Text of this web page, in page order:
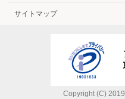
サイトマップ
Copyright (C) 2019